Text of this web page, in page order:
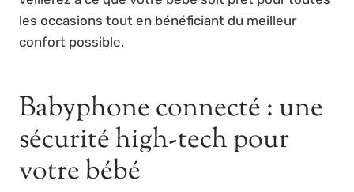
les occasions tout en bénéficiant du meilleur
confort possible.
Babyphone connecté : une
sécurité high-tech pour
votre bébé